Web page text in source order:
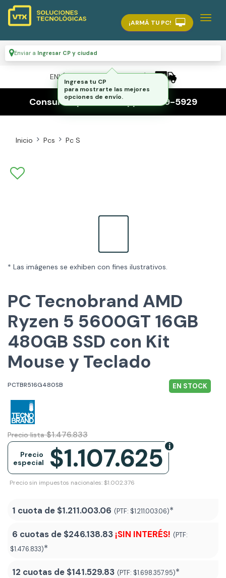
¡ARMÁ TU PC!
Enviar a Ingresar CP y ciudad
ENVÍO GRATIS A TODO EL PAÍS
Consultas por whatsapp 116559-5929
Inicio Pcs Pc S
* Las imágenes se exhiben con fines ilustrativos.
PC Tecnobrand AMD
Ryzen 5 5600GT 16GB
480GB SSD con Kit
Mouse y Teclado
PCTBR516G480SB EN STOCK
Precio lista $1.476.833
$1.107.625
Precio
especial
Precio sin impuestos nacionales: $1.002.376
1 cuota de $1.211.003.06 (PTF: $1.211.003.06)*
6 cuotas de $246.138.83 ¡SIN INTERÉS! (PTF:
$1.476.833)*
12 cuotas de $141.529.83 (PTF: $1.698.357.95)*